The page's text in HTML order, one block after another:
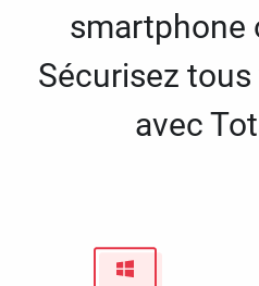
smartphone
Sécurisez
avec